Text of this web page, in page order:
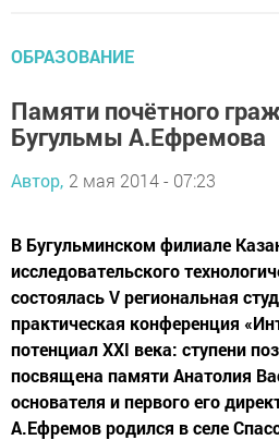
ОБРАЗОВАНИЕ
Памяти почётного
Бугульмы А.Ефремова
Автор, 2 мая 2014 - 07:23
В Бугульминском филиале
исследовательского
состоялась V региональная
практическая конференция
потенциал XXI века: ступени
посвящена памяти Анатолия
основателя и первого его
А.Ефремов родился в селе